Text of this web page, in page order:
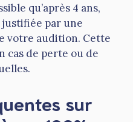
qu’après 4 ans,
par une
votre audition. Cette
cas de perte ou de
sur